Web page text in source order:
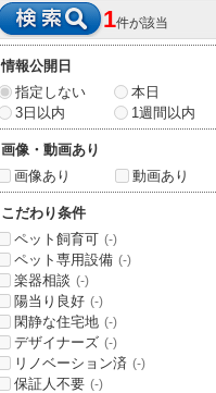
1件が該当
情報公開日
指定しない
本日
3日以内
1週間以内
画像・動画あり
画像あり
動画あり
こだわり条件
ペット飼育可 (-)
ペット専用設備 (-)
楽器相談 (-)
陽当り良好 (-)
閑静な住宅地 (-)
デザイナーズ (-)
リノベーション済 (-)
保証人不要 (-)